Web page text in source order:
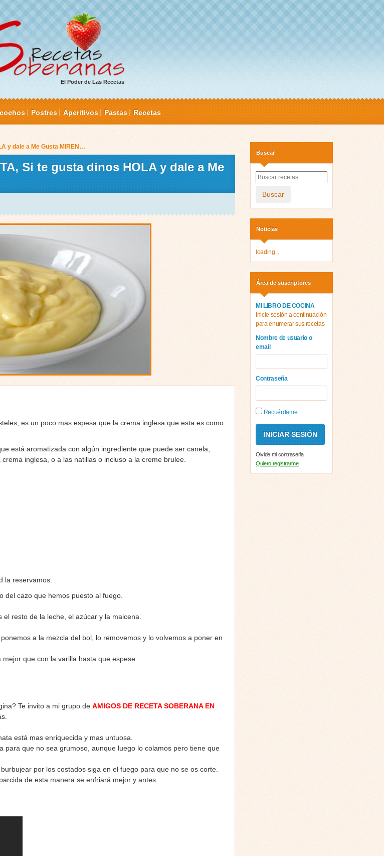
El Poder de Las Recetas
Postres Aperitivos Pastas Recetas
y dale a Me Gusta MIREN…
Si te gusta dinos HOLA y dale a Me
es un poco mas espesa que la crema inglesa que esta es como
está aromatizada con algún ingrediente que puede ser canela,
inglesa, o a las natillas o incluso a la creme brulee.
la reservamos.
del cazo que hemos puesto al fuego.
resto de la leche, el azúcar y la maicena.
a la mezcla del bol, lo removemos y lo volvemos a poner en
que con la varilla hasta que espese.
Te invito a mi grupo de AMIGOS DE RECETA SOBERANA EN
está mas enriquecida y mas untuosa.
que no sea grumoso, aunque luego lo colamos pero tiene que
por los costados siga en el fuego para que no se os corte.
de esta manera se enfriará mejor y antes.
Buscar
Buscar
Noticias
loading...
Área de suscriptores
MI LIBRO DE COCINA
Inicie sesión a continuación
para enumerar sus recetas
Nombre de usuario o
email
Contraseña
Recuérdame
Olvide mi contraseña
Quiero registrarme